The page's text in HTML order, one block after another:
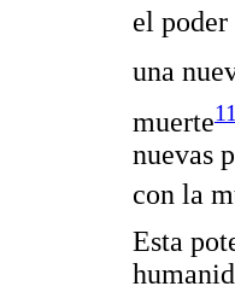
el poder
una
muerte11
nuevas
con la
Esta